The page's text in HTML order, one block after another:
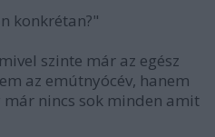
konkrétan?"
szinte már az egész
az emútnyócév, hanem
nincs sok minden amit